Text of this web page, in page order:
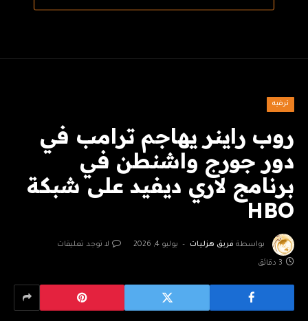
ترفيه
روب راينر يهاجم ترامب في
دور جورج واشنطن في
برنامج لاري ديفيد على شبكة
HBO
بواسطة فريق هزليات يوليو 4, 2026 لا توجد تعليقات
3 دقائق